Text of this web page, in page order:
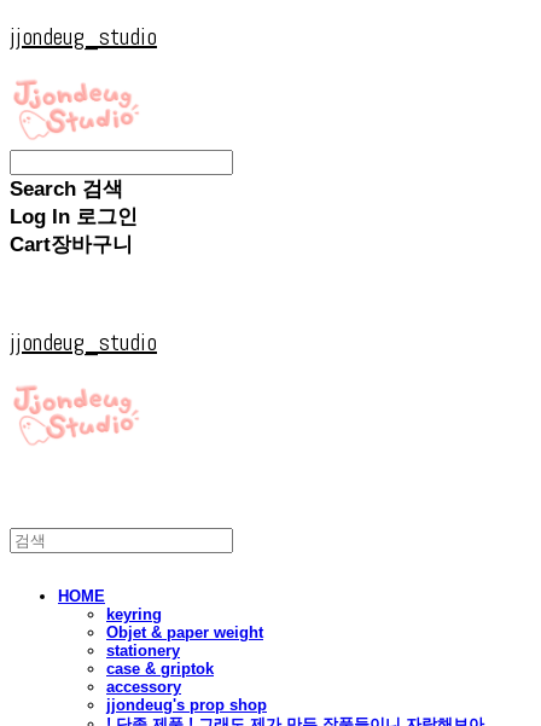
jjondeug_studio
Search 검색
Log In 로그인
Cart장바구니
jjondeug_studio
HOME
keyring
Objet & paper weight
stationery
case & griptok
accessory
jjondeug's prop shop